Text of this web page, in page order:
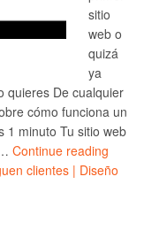
sitio
web o
quizá
ya
quieres De cualquier
cómo funciona un
1 minuto Tu sitio web
Continue reading
clientes | Diseño